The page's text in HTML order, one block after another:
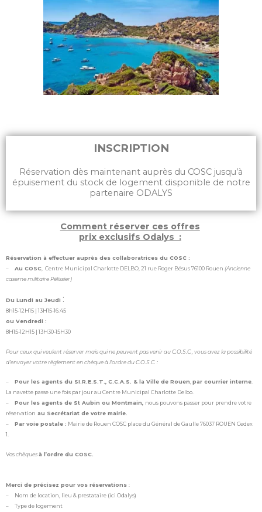
INSCRIPTION
Réservation dès maintenant auprès du COSC jusqu’à
épuisement du stock de logement disponible de notre
partenaire ODALYS
Comment réserver ces offres
prix exclusifs Odalys :
Réservation à effectuer auprès des collaboratrices du COSC :
– Au COSC Centre Municipal Charlotte DELBO, 21 rue Roger Bésus 76100 Rouen (Ancienne
caserne militaire Pélissier)
Du Lundi au Jeudi :
8h15-12H15 | 13H15-16:45
ou Vendredi :
8H15-12H15 | 13H30-15H30
Pour ceux qui veulent réserver mais qui ne peuvent pas venir au C.O.S.C., vous avez la possibilité
d’envoyer votre règlement en chèque à l’ordre du C.O.S.C. :
– Pour les agents du SI.R.E.S.T., C.C.A.S. & la Ville de Rouen,par courrier interne.
La navette passe une fois par jour au Centre Municipal Charlotte Delbo.
– Pour les agents de St Aubin ou Montmain, nous pouvons passer pour prendre votre
réservation au Secrétariat de votre mairie.
– Par voie postale : Mairie de Rouen COSC place du Général de Gaulle 76037 ROUEN Cedex
1.
Voschèquesà l’ordre du COSC.
Merci de précisez pour vos réservations :
– Nom de location, lieu & prestataire (ici Odalys)
– Type de logement